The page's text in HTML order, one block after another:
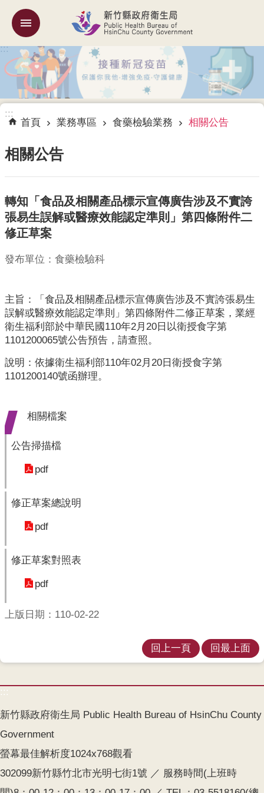
跳到主要內容區塊
機
關
簡
介
訊
公
告
務
專
區
專
業
員
區
主
題
專
區
民
務
政
訊
公
各
生
核
素
驗
童
:::
:::
首頁 業務專區 食藥檢驗業務 相關公告
相關公告
轉知「食品及相關產品標示宣傳廣告涉及不實誇
張易生誤解或醫療效能認定準則」第四條附件二
修正草案
發布單位：食藥檢驗科
主旨：「食品及相關產品標示宣傳廣告涉及不實誇張易生
誤解或醫療效能認定準則」第四條附件二修正草案，業經
衛生福利部於中華民國110年2月20日以衛授食字第
1101200065號公告預告，請查照。
說明：依據衛生福利部110年02月20日衛授食字第
1101200140號函辦理。
相關檔案
公告掃描檔
pdf
修正草案總說明
pdf
修正草案對照表
pdf
上版日期：110-02-22
回上一頁 回最上面
:::
新竹縣政府衛生局 Public Health Bureau of HsinChu County
Government
螢幕最佳解析度1024x768觀看
302099新竹縣竹北市光明七街1號 ／ 服務時間(上班時